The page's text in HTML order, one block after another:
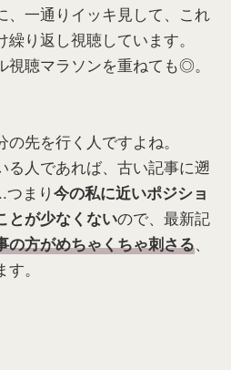
、一通りイッキ見して、これ
り返し視聴しています。
聴マラソンを重ねても◎。
先を行く人ですよね。
る人であれば、古い記事に遡
まり今の私に近いポジショ
とが少なくないので、最新記
の方がめちゃくちゃ刺さる、
。